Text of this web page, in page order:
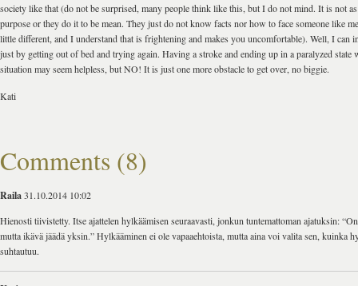
society like that (do not be surprised, many people think like this, but I do not mind. It is not
purpose or they do it to be mean. They just do not know facts nor how to face someone like
little different, and I understand that is frightening and makes you uncomfortable). Well, I can
just by getting out of bed and trying again. Having a stroke and ending up in a paralyzed state
situation may seem helpless, but NO! It is just one more obstacle to get over, no biggie.
Kati
Comments (8)
Raila31.10.2014 10:02
Hienosti tiivistetty. Itse ajattelen hylkäämisen seuraavasti, jonkun tuntemattoman ajatuksin:
mutta ikävä jäädä yksin.” Hylkääminen ei ole vapaaehtoista, mutta aina voi valita sen, kuinka
suhtautuu.